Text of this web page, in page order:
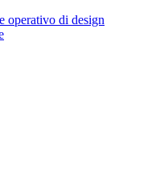
operativo di design